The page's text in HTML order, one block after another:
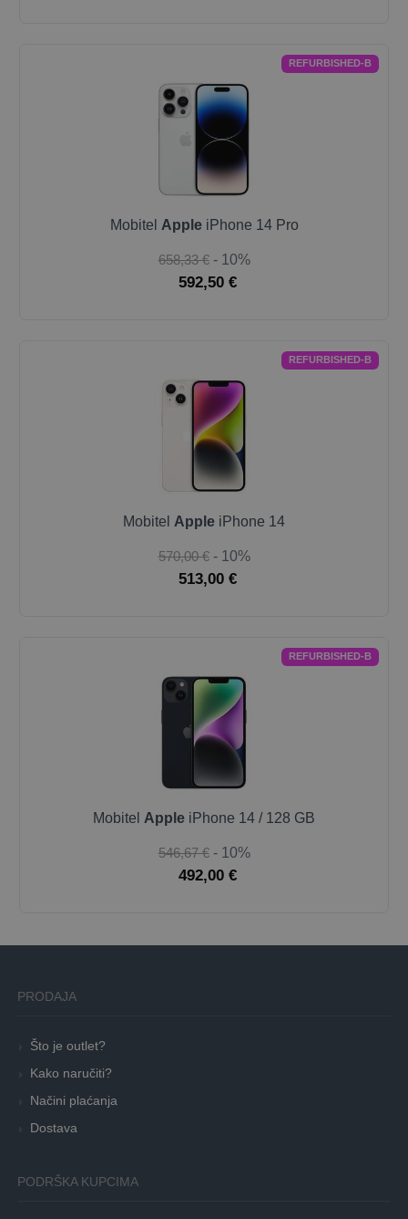
REFURBISHED-B
Mobitel AppleiPhone 14 Pro
658,33 € - 10%
592,50 €
REFURBISHED-B
Mobitel Apple iPhone 14
570,00 € - 10%
513,00 €
REFURBISHED-B
Mobitel Apple iPhone 14 / 128 GB
546,67 € - 10%
492,00 €
PRODAJA
Što je outlet?
Kako naručiti?
Načini plaćanja
Dostava
PODRŠKA KUPCIMA